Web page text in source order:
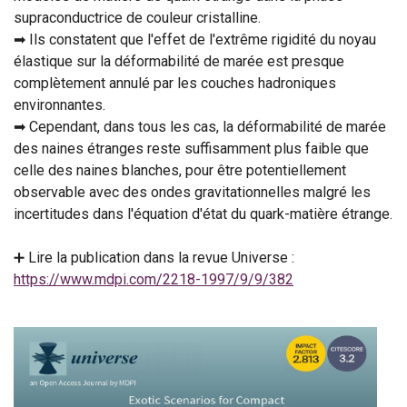
supraconductrice de couleur cristalline.
➡ Ils constatent que l'effet de l'extrême rigidité du noyau
élastique sur la déformabilité de marée est presque
complètement annulé par les couches hadroniques
environnantes.
➡ Cependant, dans tous les cas, la déformabilité de marée
des naines étranges reste suffisamment plus faible que
celle des naines blanches, pour être potentiellement
observable avec des ondes gravitationnelles malgré les
incertitudes dans l'équation d'état du quark-matière étrange.
➕ Lire la publication dans la revue Universe :
https://www.mdpi.com/2218-1997/9/9/382